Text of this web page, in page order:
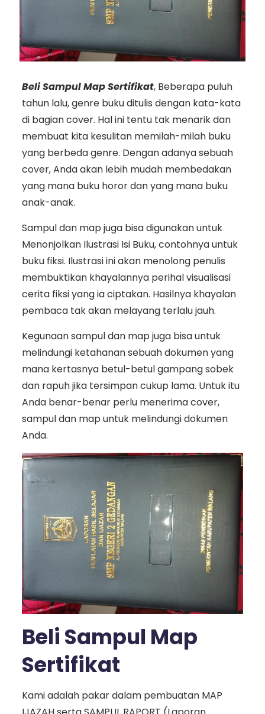
Beli Sampul Map Sertifikat, Beberapa puluh
tahun lalu, genre buku ditulis dengan kata-kata
di bagian cover. Hal ini tentu tak menarik dan
membuat kita kesulitan memilah-milah buku
yang berbeda genre. Dengan adanya sebuah
cover, Anda akan lebih mudah membedakan
yang mana buku horor dan yang mana buku
anak-anak.
Sampul dan map juga bisa digunakan untuk
Menonjolkan Ilustrasi Isi Buku, contohnya untuk
buku fiksi. Ilustrasi ini akan menolong penulis
membuktikan khayalannya perihal visualisasi
cerita fiksi yang ia ciptakan. Hasilnya khayalan
pembaca tak akan melayang terlalu jauh.
Kegunaan sampul dan map juga bisa untuk
melindungi ketahanan sebuah dokumen yang
mana kertasnya betul-betul gampang sobek
dan rapuh jika tersimpan cukup lama. Untuk itu
Anda benar-benar perlu menerima cover,
sampul dan map untuk melindungi dokumen
Anda.
Beli Sampul Map
Sertifikat
Kami adalah pakar dalam pembuatan MAP